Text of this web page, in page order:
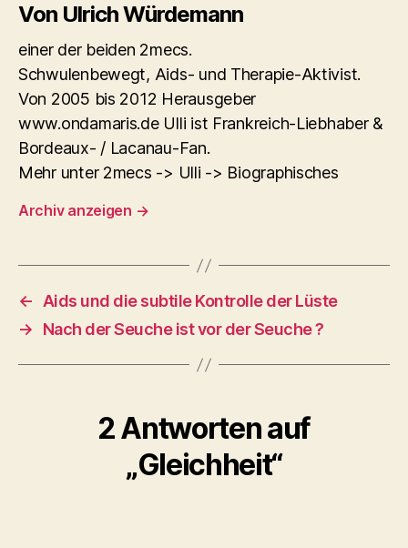
Von Ulrich Würdemann
einer der beiden 2mecs.
Schwulenbewegt, Aids- und Therapie-Aktivist.
Von 2005 bis 2012 Herausgeber
www.ondamaris.de Ulli ist Frankreich-Liebhaber &
Bordeaux- / Lacanau-Fan.
Mehr unter 2mecs -> Ulli -> Biographisches
Archiv anzeigen →
←
Aids und die subtile Kontrolle der Lüste
→
Nach der Seuche ist vor der Seuche ?
2 Antworten auf
„Gleichheit“